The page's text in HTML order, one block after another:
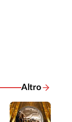
Altro
Notizie